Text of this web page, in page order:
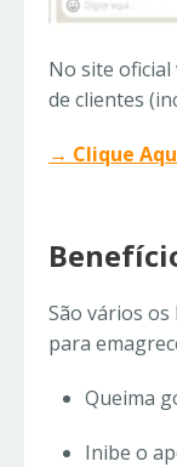
No site
de clientes
→ Clique
São vários
para
Queima
Inibe o